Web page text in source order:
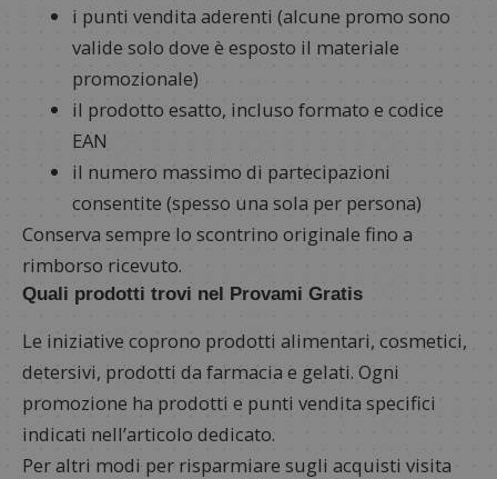
i punti vendita aderenti (alcune promo sono
valide solo dove è esposto il materiale
promozionale)
il prodotto esatto, incluso formato e codice
EAN
il numero massimo di partecipazioni
consentite (spesso una sola per persona)
Conserva sempre lo scontrino originale fino a
rimborso ricevuto.
Quali prodotti trovi nel Provami Gratis
Le iniziative coprono prodotti alimentari, cosmetici,
detersivi, prodotti da farmacia e gelati. Ogni
promozione ha prodotti e punti vendita specifici
indicati nell’articolo dedicato.
Per altri modi per risparmiare sugli acquisti visita